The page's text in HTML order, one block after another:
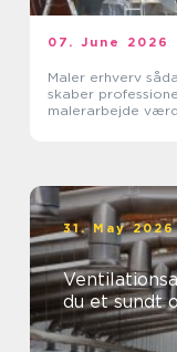
07. June 2026
Maler erhverv sådan
skaber
malerarbejde
31. May 2026
du et sundt